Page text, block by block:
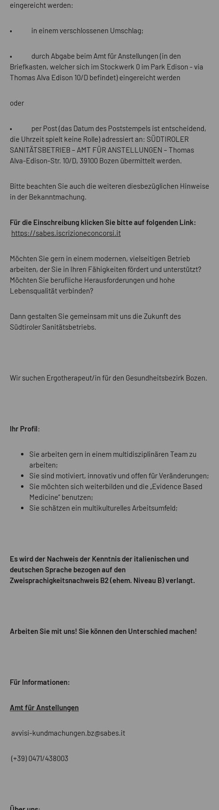
eingereicht werden:
• in einem verschlossenen Umschlag;
• durch Abgabe beim Amt für Anstellungen (in den
Briefkasten, welcher sich im Stockwerk 0 im Park Edison - via
Thomas Alva Edison 10/D befindet) eingereicht werden
oder
• per Post (das Datum des Poststempels ist entscheidend,
die Uhrzeit spielt keine Rolle) adressiert an: SÜDTIROLER
SANITÄTSBETRIEB – AMT FÜR ANSTELLUNGEN – Thomas
Alva-Edison-Str. 10/D, 39100 Bozen übermittelt werden.
Bitte beachten Sie auch die weiteren diesbezüglichen Hinweise
in der Bekanntmachung.
Für die Einschreibung klicken Sie bitte auf folgenden Link:
https://sabes.iscrizioneconcorsi.it
Möchten Sie gern in einem modernen, vielseitigen Betrieb
arbeiten, der Sie in Ihren Fähigkeiten fördert und unterstützt?
Möchten Sie berufliche Herausforderungen und hohe
Lebensqualität verbinden?
Dann gestalten Sie gemeinsam mit uns die Zukunft des
Südtiroler Sanitätsbetriebs.
Wir suchen Ergotherapeut/in für den Gesundheitsbezirk Bozen.
Ihr Profil:
Sie arbeiten gern in einem multidisziplinären Team zu
arbeiten;
Sie sind motiviert, innovativ und offen für Veränderungen;
Sie möchten sich weiterbilden und die „Evidence Based
Medicine“ benutzen;
Sie schätzen ein multikulturelles Arbeitsumfeld;
Es wird der Nachweis der Kenntnis der italienischen und
deutschen Sprache bezogen auf den
Zweisprachigkeitsnachweis B2 (ehem. Niveau B) verlangt.
Arbeiten Sie mit uns! Sie können den Unterschied machen!
Für Informationen:
Amt für Anstellungen
avvisi-kundmachungen.bz@sabes.it
(+39) 0471/438003